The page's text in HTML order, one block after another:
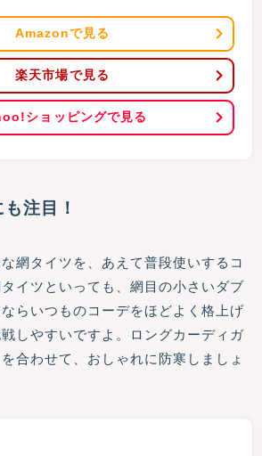
Amazonで見る
楽天市場で見る
ショッピングで見る
注目！
網タイツを、あえて普段使いするコ
イツといっても、網目の小さいダブ
らいつものコーデをほどよく格上げ
しやすいですよ。ロングカーディガ
合わせて、おしゃれに防寒しましょ